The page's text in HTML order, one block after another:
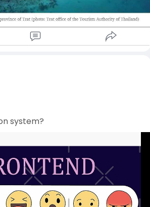
ည်ဆိုသော ပို့စ်များနှင့် ပတ်သက်၍ ထိုင်းနိုင်ငံ
ာပိုင်အဖွဲ့၏ ထရတ်ပြည်နယ်ရုံးက ပြည်
ဒဿမ ၈ ဘီလျံရှိစရာမလိုဘဲ အဆိုပါကျွန်း
ာ်တော်ဘုတ်၊ ကယက်တို့နှင့် သွားရောက်၍
ကြည့်ရှု့ခံစားနိုင်ပါကြောင်း တုန့်ပြန်
န်း ရာပေါင်းများစွာက မီးတောင်
လည်း အဆိုပါရုံးက ပြောဆိုခဲ့သည်။
ခြင်းနှင့် မြေယာပြုပြင်ခြင်းတို့တွင်
ကို ကျူးကျော်ခဲ့သည်ဟုဆိုကာ ၂၀၁၄ ခု
ရားစွဲဆိုခဲ့ကြောင်း သိရသည်။
system?